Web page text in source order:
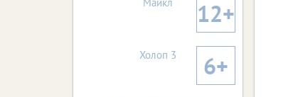
12+
Холоп 3 6+